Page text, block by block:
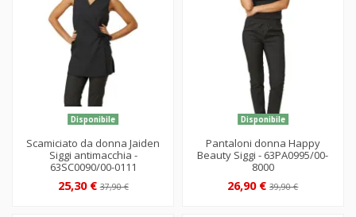
Disponibile
Scamiciato da donna Jaiden
Siggi antimacchia -
63SC0090/00-0111
25,30 €37,90 €
Disponibile
Pantaloni donna Happy
Beauty Siggi - 63PA0995/00-
8000
26,90 €39,90 €